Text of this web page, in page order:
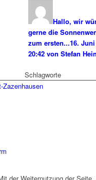
Hallo, wir
gerne die
zum ersten...16.
20:42 von Stefan
Schlagworte
Zazenhausen